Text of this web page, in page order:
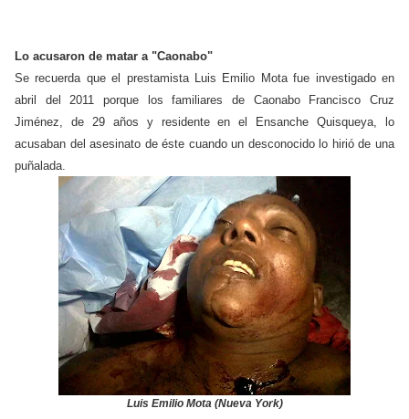
Lo acusaron de matar a "Caonabo"
Se recuerda que el prestamista Luis Emilio Mota fue investigado en
abril del 2011 porque los familiares de Caonabo Francisco Cruz
Jiménez, de 29 años y residente en el Ensanche Quisqueya, lo
acusaban del asesinato de éste cuando un desconocido lo hirió de una
puñalada.
Luis Emilio Mota (Nueva York)